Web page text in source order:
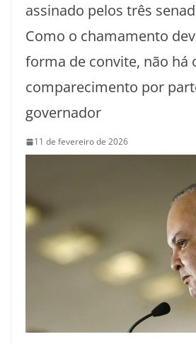
assinado pelos três
Como o chamamento
forma de convite, não há
comparecimento por
governador
11 de fevereiro de 2026